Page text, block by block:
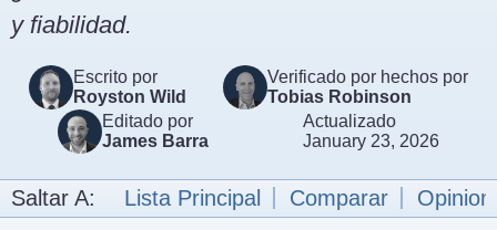
y fiabilidad.
Escrito por
Royston Wild
Verificado por hechos por
Tobias Robinson
Editado por
James Barra
Actualizado
January 23, 2026
Saltar A: Lista Principal Comparar